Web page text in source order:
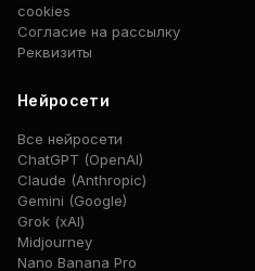
cookies
Согласие на рассылку
Реквизиты
Нейросети
Все нейросети
ChatGPT (OpenAI)
Claude (Anthropic)
Gemini (Google)
Grok (xAI)
Midjourney
Nano Banana Pro